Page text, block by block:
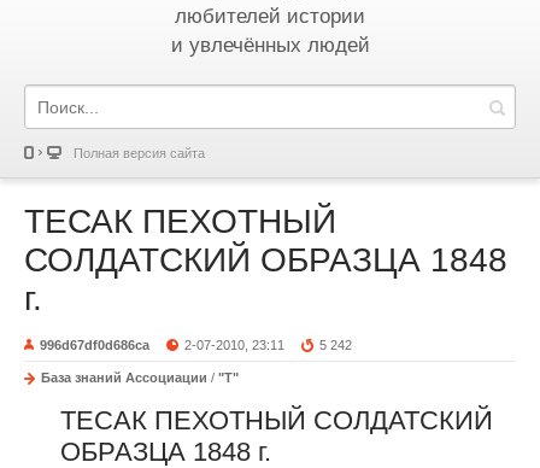
любителей истории
и увлечённых людей
Полная версия сайта
ТЕСАК ПЕХОТНЫЙ
СОЛДАТСКИЙ ОБРАЗЦА 1848
г.
996d67df0d686ca 2-07-2010, 23:11 5 242
База знаний Ассоциации / "Т"
ТЕСАК ПЕХОТНЫЙ СОЛДАТСКИЙ
ОБРАЗЦА 1848 г.